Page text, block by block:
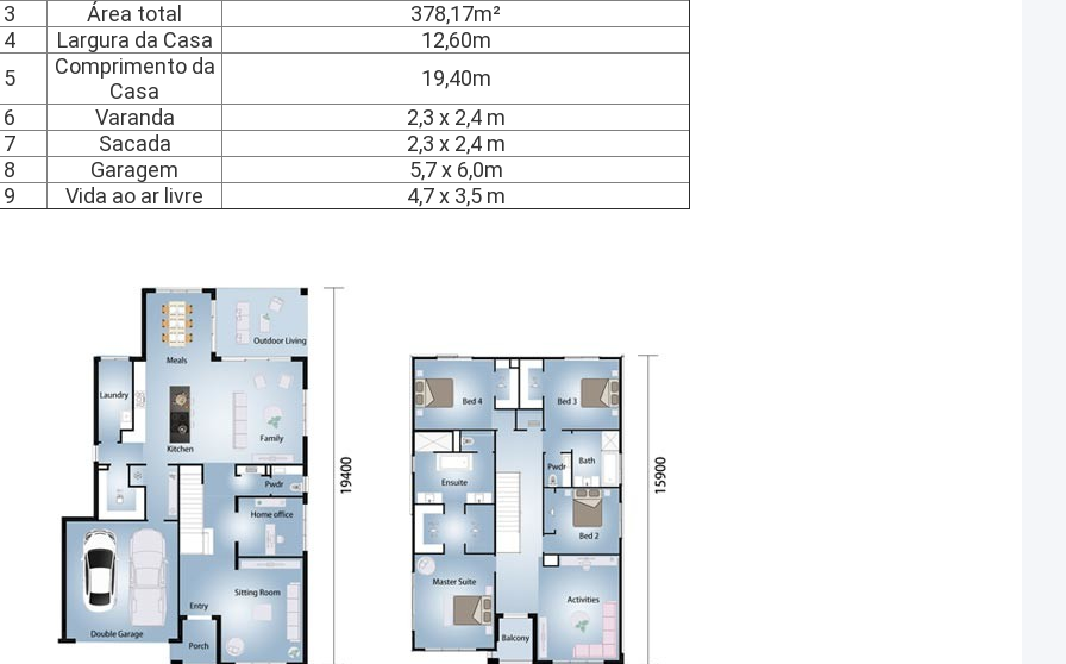
3
Área total
378,17m²
4
Largura da Casa
12,60m
5
Comprimento da
Casa
19,40m
6
Varanda
2,3 x 2,4 m
7
Sacada
2,3 x 2,4 m
8
Garagem
5,7 x 6,0m
9
Vida ao ar livre 4,7 x 3,5 m